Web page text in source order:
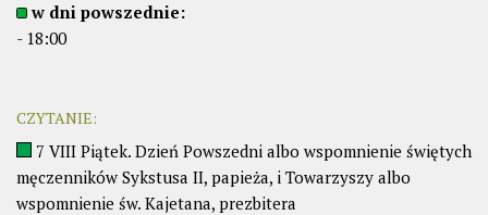
w dni powszednie:
- 18:00
CZYTANIE:
7 VIII Piątek. Dzień Powszedni albo wspomnienie świętych
męczenników Sykstusa II, papieża, i Towarzyszy albo
wspomnienie św. Kajetana, prezbitera